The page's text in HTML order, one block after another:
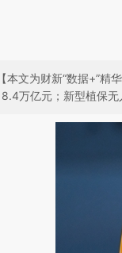
【本文为财新“数据+”
万亿元；新型植保